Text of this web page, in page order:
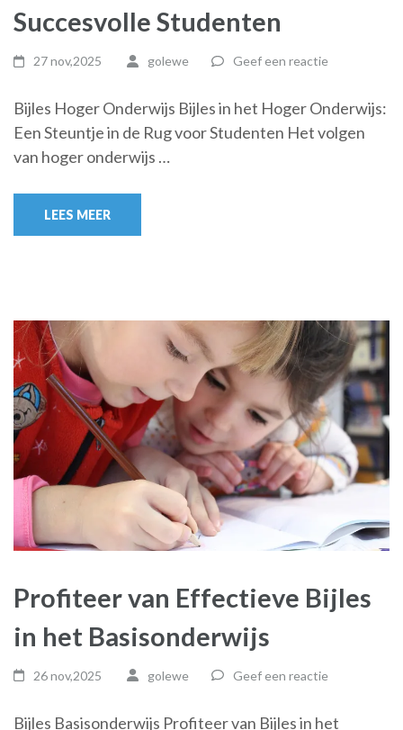
Succesvolle Studenten
27 nov,2025 golewe Geef een reactie
Bijles Hoger Onderwijs Bijles in het Hoger Onderwijs:
Een Steuntje in de Rug voor Studenten Het volgen
van hoger onderwijs …
LEES MEER
Profiteer van Effectieve Bijles
in het Basisonderwijs
26 nov,2025 golewe Geef een reactie
Bijles Basisonderwijs Profiteer van Bijles in het